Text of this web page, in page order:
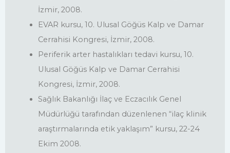
İzmir, 2008.
EVAR kursu, 10. Ulusal Göğüs Kalp ve Damar
Cerrahisi Kongresi, İzmir, 2008.
Periferik arter hastalıkları tedavi kursu, 10.
Ulusal Göğüs Kalp ve Damar Cerrahisi
Kongresi, İzmir, 2008.
Sağlık Bakanlığı İlaç ve Eczacılık Genel
Müdürlüğü tarafından düzenlenen “ilaç klinik
araştırmalarında etik yaklaşım” kursu, 22-24
Ekim 2008.